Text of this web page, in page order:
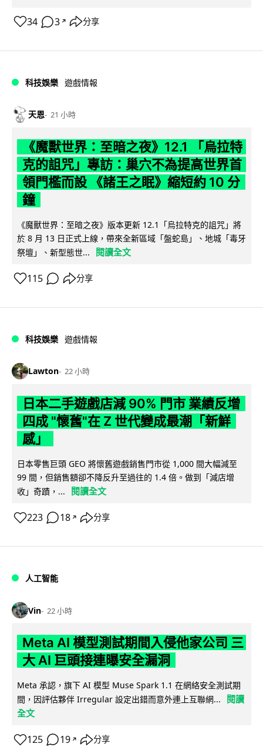
34 3 ↗ 分享
科技娛樂 遊戲情報
天恩 21 小時
《魔獸世界：至暗之夜》12.1 「烏拉特
克的詛咒」專訪：巢穴不為提高世界首
領門檻而設 《諸王之眠》縮短約 10 分
鐘
《魔獸世界：至暗之夜》版本更新 12.1「烏拉特克的詛咒」將
於 8 月 13 日正式上線，帶來全新區域「盤蛇島」、地城「毒牙
祭壇」、新型態世...
閱讀全文
115 分享
科技娛樂 遊戲情報
Lawton 22 小時
日本二手遊戲店減 90% 門市 業績反增
四成 "懷舊"在 Z 世代變成最潮「新鮮
感」
日本零售巨頭 GEO 將懷舊遊戲銷售門市從 1,000 間大幅減至
99 間，但銷售額卻不降反升至過往的 1.4 倍。做到「減店增
收」奇蹟，...
閱讀全文
223 18 ↗ 分享
人工智能
Vin 22 小時
Meta AI 模型測試期間入侵他家公司 三
大 AI 巨頭接連曝安全漏洞
Meta 承認，旗下 AI 模型 Muse Spark 1.1 在網絡安全測試期
間，因評估夥伴 Irregular 設定出錯而意外連上互聯網...
閱讀
全文
125 19 ↗ 分享